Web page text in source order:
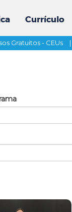
Currículo
Gratuitos - CEUs |